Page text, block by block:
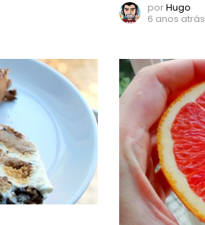
porHugo
6 anos atrás